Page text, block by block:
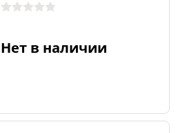
Нет в наличии